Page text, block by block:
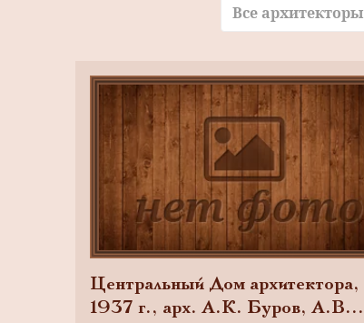
Все архитекторы
Центральный Дом архитектора,
1937 г., арх. А.К. Буров, А.В.